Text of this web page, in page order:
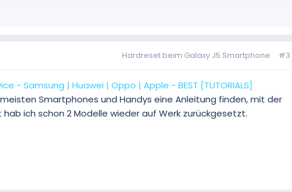
Hardreset beim Galaxy J5 Smartphone #3
- Samsung | Huawei | Oppo | Apple - BEST [TUTORIALS]
Smartphones und Handys eine Anleitung finden, mit der
ich schon 2 Modelle wieder auf Werk zurückgesetzt.